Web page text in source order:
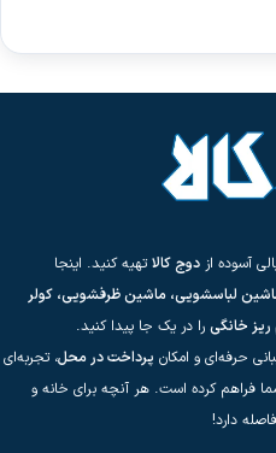
آسوده از دوج کالاتهیه کنید. اینجا
لباسشویی، ماشین ظرفشویی، کولر
ریز خانگی را در یک جا پیدا کنید.
حرفه‌ای و امکان پرداخت در محل، تجربه‌ای
فراهم کرده است. هر آنچه برای خانه و
دارد!